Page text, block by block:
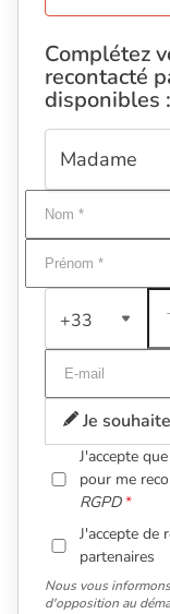
Complétez
recontacté
disponibles :
+33
Je
J'accepte
pour me
RGPD
J'accepte de
partenaires
Nous vous
d'opposition au